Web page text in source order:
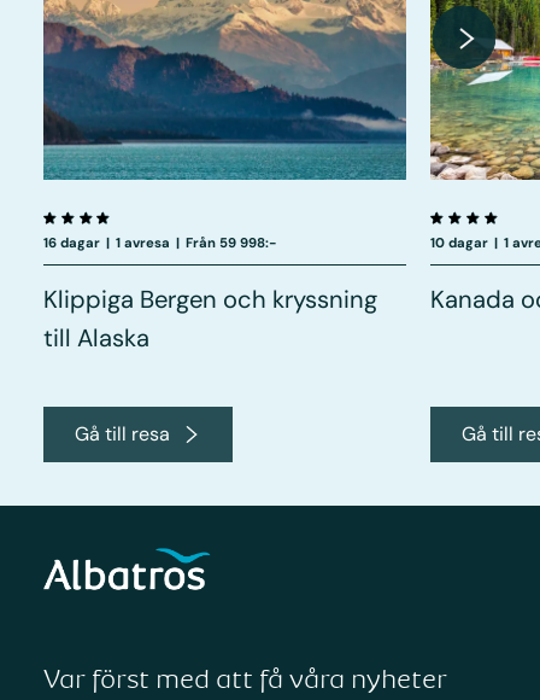
16 dagar | 1 avresa | Från 59 998:-
Klippiga Bergen och kryssning
till Alaska
Gå till resa
10 dagar | 1
Kanada
Gå till
Var först med att få våra nyheter